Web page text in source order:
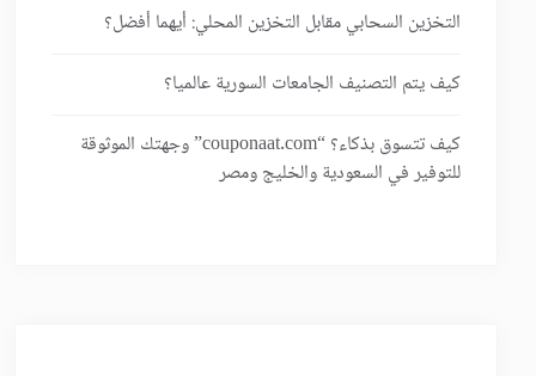
التخزين السحابي مقابل التخزين المحلي: أيهما أفضل؟
كيف يتم التصنيف الجامعات السورية عالميا؟
كيف تتسوق بذكاء؟ “couponaat.com” وجهتك الموثوقة
للتوفير في السعودية والخليج ومصر